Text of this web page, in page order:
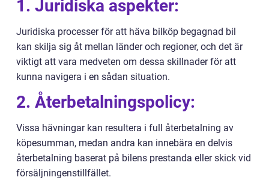
1. Juridiska aspekter:
Juridiska processer för att häva bilköp begagnad bil
kan skilja sig åt mellan länder och regioner, och det är
viktigt att vara medveten om dessa skillnader för att
kunna navigera i en sådan situation.
2. Återbetalningspolicy:
Vissa hävningar kan resultera i full återbetalning av
köpesumman, medan andra kan innebära en delvis
återbetalning baserat på bilens prestanda eller skick vid
försäljningenstillfället.